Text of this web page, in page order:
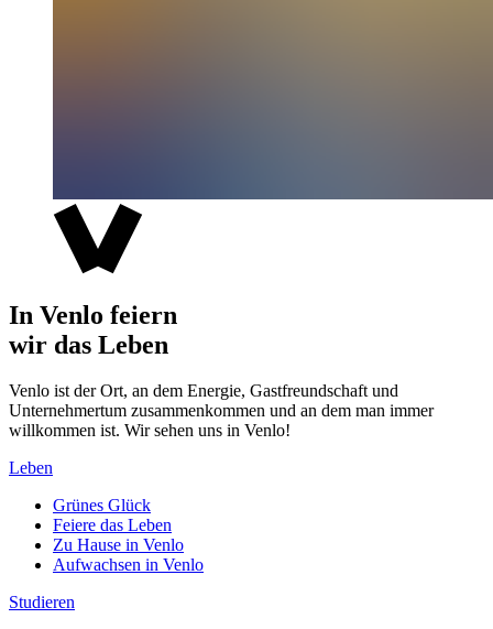
In Venlo feiern
wir das Leben
Venlo ist der Ort, an dem Energie, Gastfreundschaft und
Unternehmertum zusammenkommen und an dem man immer
willkommen ist. Wir sehen uns in Venlo!
Leben
Grünes Glück
Feiere das Leben
Zu Hause in Venlo
Aufwachsen in Venlo
Studieren